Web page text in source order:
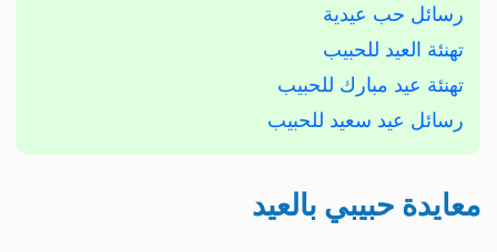
رسائل حب عيدية
تهنئة العيد للحبيب
تهنئة عيد مبارك للحبيب
رسائل عيد سعيد للحبيب
معايدة حبيبي بالعيد